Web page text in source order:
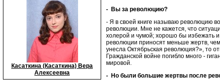
Касаткина (Касаткина) Вера
Алексеевна
- Вы за революцию?
- Я в своей книге называю революцию
революции. Мне не кажется, что
холерой и чумой; хорошо бы избежать
революции приносят меньше жертв,
унесла Октябрьская революция?», то
Гражданской войне погибло много -
мировой.
- Но были большие жертвы после